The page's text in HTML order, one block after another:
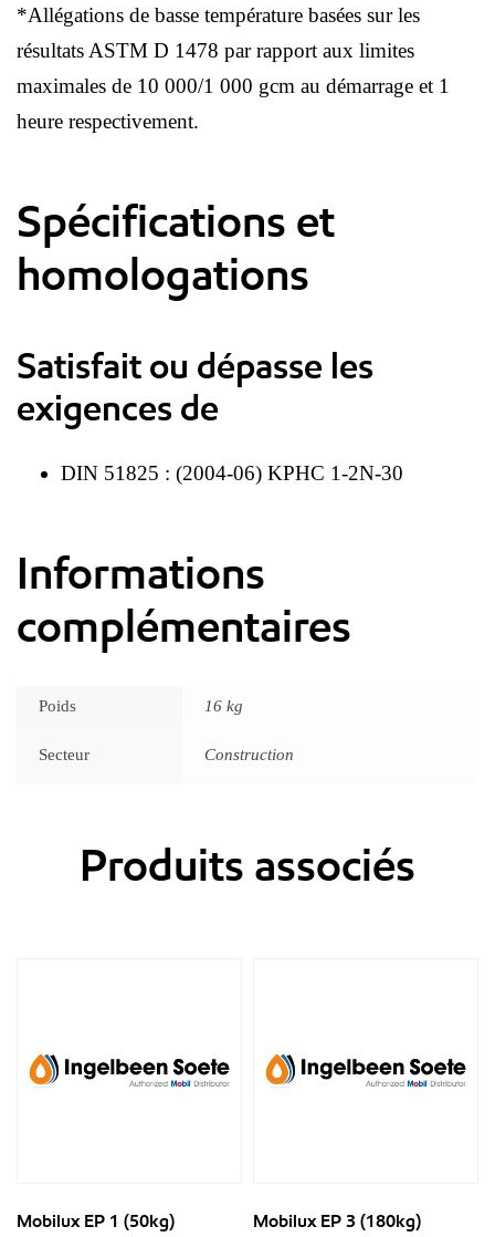
*Allégations de basse température basées sur les
résultats ASTM D 1478 par rapport aux limites
maximales de 10 000/1 000 gcm au démarrage et 1
heure respectivement.
Spécifications et
homologations
Satisfait ou dépasse les
exigences de
DIN 51825 : (2004-06) KPHC 1-2N-30
Informations
complémentaires
Poids 16 kg
Secteur Construction
Produits associés
Mobilux EP 1 (50kg) Mobilux EP 3 (180kg)